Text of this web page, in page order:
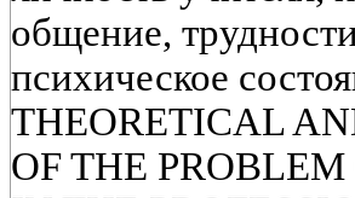
общение,
психическое
THEORETICAL
OF THE